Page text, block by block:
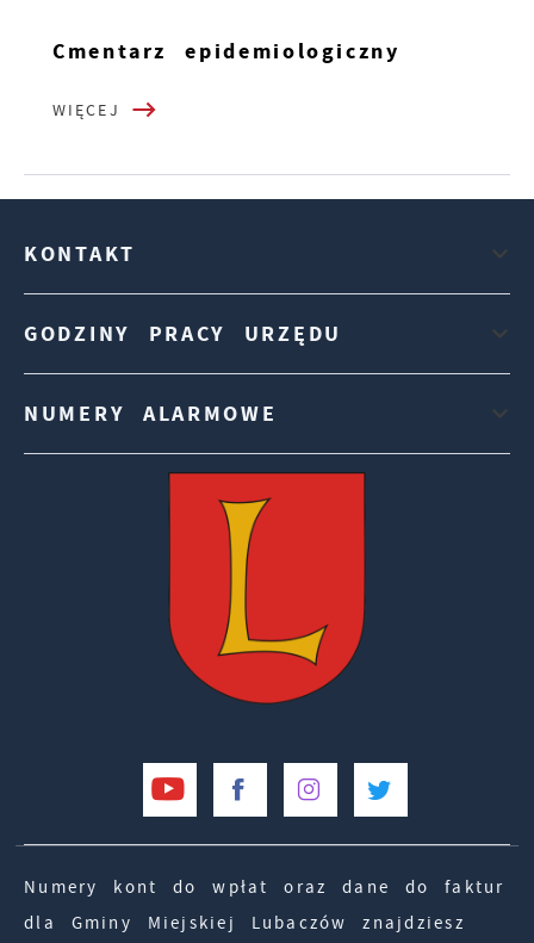
Cmentarz epidemiologiczny
WIĘCEJ
KONTAKT
GODZINY PRACY URZĘDU
NUMERY ALARMOWE
Numery kont do wpłat oraz dane do faktur
dla Gminy Miejskiej Lubaczów znajdziesz